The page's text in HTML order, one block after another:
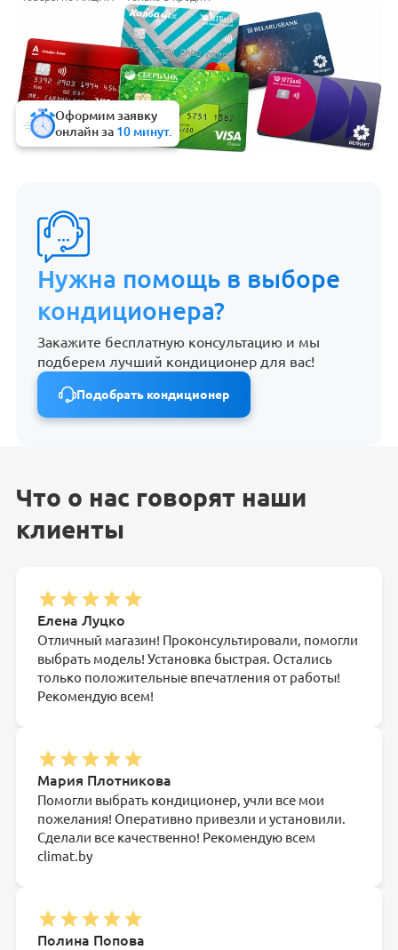
Оформим заявку
онлайн за 10 минут.
Нужна помощь в выборе
кондиционера?
Закажите бесплатную консультацию и мы
подберем лучший кондиционер для вас!
Подобрать кондиционер
Что о нас говорят наши
клиенты
Елена Луцко
Отличный магазин! Проконсультировали, помогли
выбрать модель! Установка быстрая. Остались
только положительные впечатления от работы!
Рекомендую всем!
Мария Плотникова
Помогли выбрать кондиционер, учли все мои
пожелания! Оперативно привезли и установили.
Сделали все качественно! Рекомендую всем
climat.by
Полина Попова